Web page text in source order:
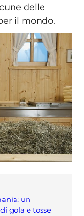
delle
il mondo.
un
gola e tosse